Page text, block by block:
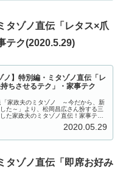
タゾノ直伝「レタス×爪
テク(2020.5.29)
ノ】特別編・ミタゾノ直伝「レ
ちさせるテク」・家事テク
家政夫のミタゾノ ～今だから、新
た～」より、松岡昌広さん扮する三
た家政夫のミタゾノ直伝！家事テク
2020.05.29
タゾノ直伝「即席お好み